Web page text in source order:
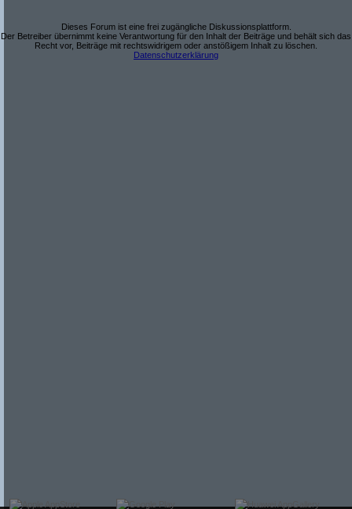
Dieses Forum ist eine frei zugängliche Diskussionsplattform.
Der Betreiber übernimmt keine Verantwortung für den Inhalt der Beiträge und behält sich das
Recht vor, Beiträge mit rechtswidrigem oder anstößigem Inhalt zu löschen.
Datenschutzerklärung